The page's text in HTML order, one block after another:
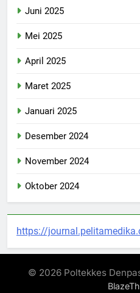
Juni 2025
Mei 2025
April 2025
Maret 2025
Januari 2025
Desember 2024
November 2024
Oktober 2024
https://
© 2026 Poltekkes